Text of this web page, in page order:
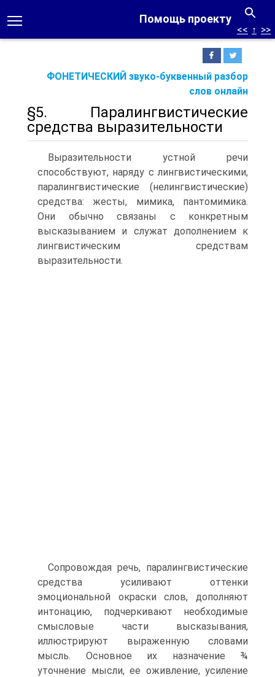
Помощь проекту
ФОНЕТИЧЕСКИЙ звуко-буквенный разбор
слов онлайн
<< ↑ >>
§5. Паралингвистические
средства выразительности
Выразительности устной речи
способствуют, наряду с лингвистическими,
паралингвистические (нелингвистиче­ские)
средства: жесты, мимика, пантомимика.
Они обычно связаны с конкретным
высказыванием и служат дополне­нием к
лингвистическим средствам
выразительности.
Сопровождая речь, паралингвистические
средства уси­ливают оттенки
эмоциональной окраски слов, дополняют
интонацию, подчеркивают необходимые
смысловые части высказывания,
иллюстрируют выраженную словами
мысль. Основное их назначение ¾
уточнение мысли, ее оживление, усиление